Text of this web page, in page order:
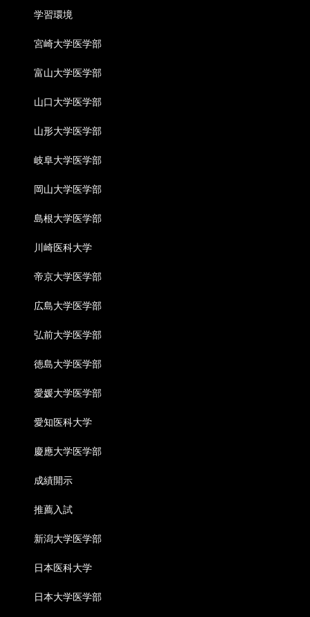
学習環境
宮崎大学医学部
富山大学医学部
山口大学医学部
山形大学医学部
岐阜大学医学部
岡山大学医学部
島根大学医学部
川崎医科大学
帝京大学医学部
広島大学医学部
弘前大学医学部
徳島大学医学部
愛媛大学医学部
愛知医科大学
慶應大学医学部
成績開示
推薦入試
新潟大学医学部
日本医科大学
日本大学医学部